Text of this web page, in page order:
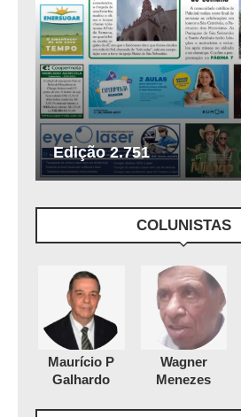
Edição 2.751
COLUNISTAS
Maurício P
Galhardo
Wagner
Menezes